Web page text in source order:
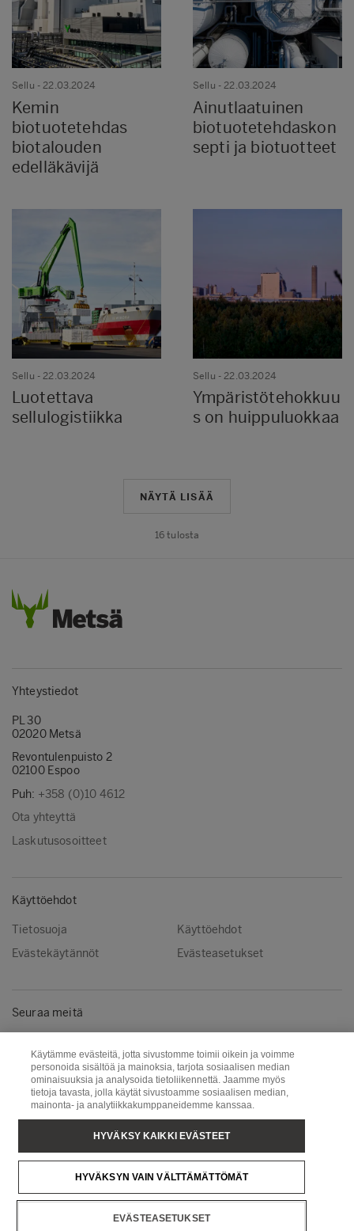
Sellu - 22.03.2024
Kemin
biotuotetehdas
biotalouden
edelläkävijä
Sellu - 22.03.2024
Ainutlaatuinen
biotuotetehdaskon
septi ja biotuotteet
Sellu - 22.03.2024
Luotettava
sellulogistiikka
Sellu - 22.03.2024
Ympäristötehokkuu
s on huippuluokkaa
NÄYTÄ LISÄÄ
16 tulosta
Yhteystiedot
PL 30
02020 Metsä
Revontulenpuisto 2
02100 Espoo
Puh: +358 (0)10 4612
Ota yhteyttä
Laskutusosoitteet
Käyttöehdot
Tietosuoja
Käyttöehdot
Evästekäytännöt
Evästeasetukset
Seuraa meitä
Metsä Group
Metsä Wood
Puunhankinta
Metsä Board
Copyright © Metsä Group
Käytämme evästeitä, jotta sivustomme toimii oikein ja voimme
personoida sisältöä ja mainoksia, tarjota sosiaalisen median
ominaisuuksia ja analysoida tietoliikennettä. Jaamme myös
tietoja tavasta, jolla käytät sivustoamme sosiaalisen median,
mainonta- ja analytiikkakumppaneidemme kanssaa.
EVÄSTEASETUKSET
HYVÄKSYN VAIN VÄLTTÄMÄTTÖMÄT
HYVÄKSY KAIKKI EVÄSTEET